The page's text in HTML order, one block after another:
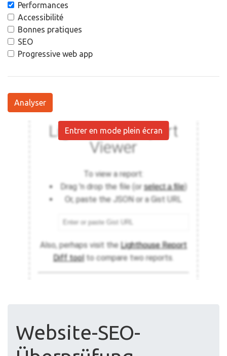
Performances
Accessibilité
Bonnes pratiques
SEO
Progressive web app
Analyser
Entrer en mode plein écran
Website-SEO-